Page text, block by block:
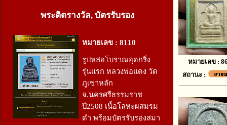
พระติดรางวัล, บัตรรับรอง
หมายเลข : 8110
รูปหล่อโบราณอุดกริ่ง
รุ่นแรก หลวงพ่อแดง วัด
ภูเขาหลัก
จ.นครศรีธรรมราช
ปี2508 เนื้อโลหะผสมรม
ดำ พร้อมบัตรรับรองสมา
หมายเลข :
สถานะ :